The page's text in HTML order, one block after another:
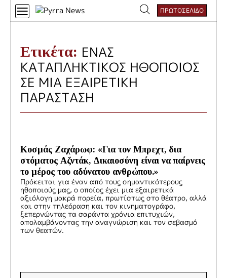
Αναζήτηση
ΠΡΩΤΟΣΕΛΙΔΟ
Ετικέτα: ΕΝΑΣ
ΚΑΤΑΠΛΗΚΤΙΚΟΣ ΗΘΟΠΟΙΟΣ
ΣΕ ΜΙΑ ΕΞΑΙΡΕΤΙΚΗ
ΠΑΡΑΣΤΑΣΗ
Κοσμάς Ζαχάρωφ: «Για τον Μπρεχτ, δια
στόματος Αζντάκ, Δικαιοσύνη είναι να παίρνεις
το μέρος του αδύνατου ανθρώπου.»
Πρόκειται για έναν από τους σημαντικότερους
ηθοποιούς μας, ο οποίος έχει μια εξαιρετικά
αξιόλογη μακρά πορεία, πρωτίστως στο θέατρο, αλλά
και στην τηλεόραση και τον κινηματογράφο,
ξεπερνώντας τα σαράντα χρόνια επιτυχιών,
απολαμβάνοντας την αναγνώριση και τον σεβασμό
των θεατών.